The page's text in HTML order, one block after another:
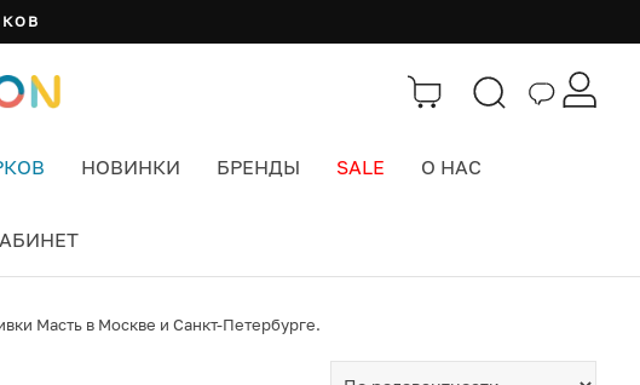
НОВИНКИ БРЕНДЫ SALE О НАС
Масть в Москве и Санкт-Петербурге.